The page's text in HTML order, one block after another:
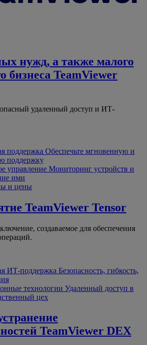
нужд, а также малого
бизнеса TeamViewer
удаленный доступ и ИТ-
поддержка Обеспечьте мгновенную и
поддержку
управление Мониторинг устройств и
ими
и цены
TeamViewer Tensor
создаваемое для обеспечения
ИТ-поддержка Безопасность, гибкость,
технологии Удаленный доступ в
цех
TeamViewer DEX